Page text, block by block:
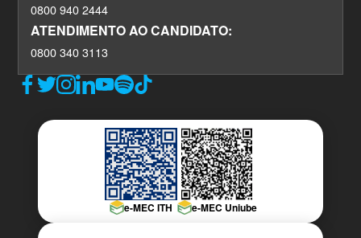
0800 940 2444
ATENDIMENTO AO CANDIDATO:
0800 340 3113
e-MEC ITH e-MEC Uniube